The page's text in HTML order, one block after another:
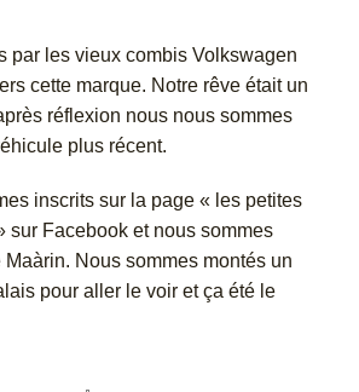
par les vieux combis Volkswagen
cette marque. Notre rêve était un
réflexion nous nous sommes
plus récent.
inscrits sur la page « les petites
sur Facebook et nous sommes
Maàrin. Nous sommes montés un
pour aller le voir et ça été le